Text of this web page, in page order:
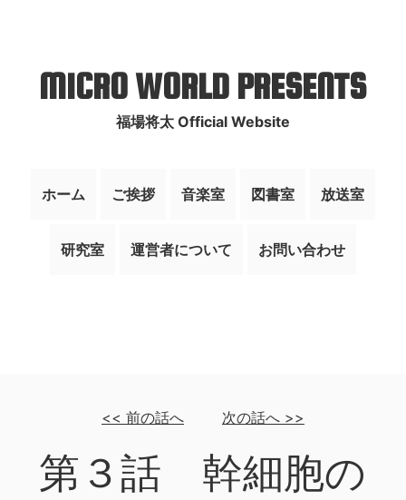
MICRO WORLD PRESENTS
福場将太 Official Website
ホーム ご挨拶 音楽室 図書室 放送室
研究室 運営者について お問い合わせ
<< 前の話へ 次の話へ>>
第３話 幹細胞の